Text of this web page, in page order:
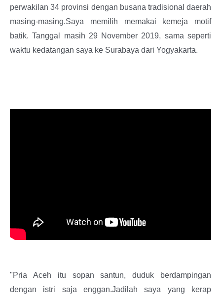
perwakilan 34 provinsi dengan busana tradisional daerah
masing-masing.Saya memilih memakai kemeja motif
batik. Tanggal masih 29 November 2019, sama seperti
waktu kedatangan saya ke Surabaya dari Yogyakarta.
"Pria Aceh itu sopan santun, duduk berdampingan
dengan istri saja enggan.Jadilah saya yang kerap